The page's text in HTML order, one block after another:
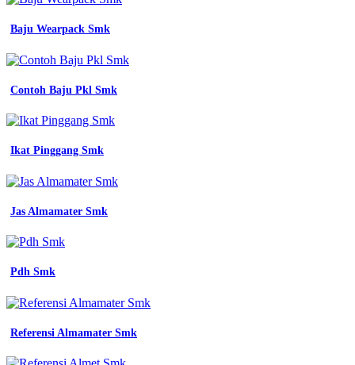
Baju Wearpack Smk
Contoh Baju Pkl Smk
Ikat Pinggang Smk
Jas Almamater Smk
Pdh Smk
Referensi Almamater Smk